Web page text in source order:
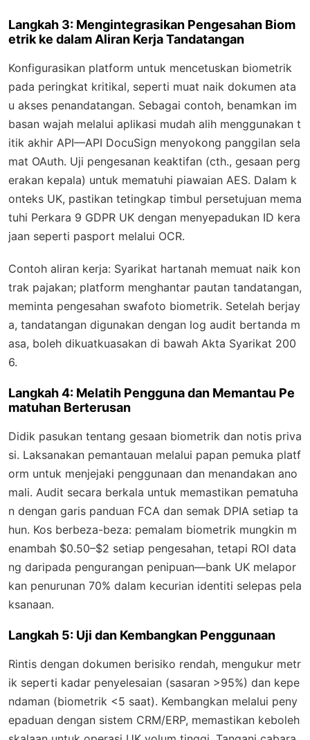
Langkah 3: Mengintegrasikan Pengesahan Biom
etrik ke dalam Aliran Kerja Tandatangan
Konfigurasikan platform untuk mencetuskan biometrik
pada peringkat kritikal, seperti muat naik dokumen ata
u akses penandatangan. Sebagai contoh, benamkan im
basan wajah melalui aplikasi mudah alih menggunakan t
itik akhir API—API DocuSign menyokong panggilan sela
mat OAuth. Uji pengesanan keaktifan (cth., gesaan perg
erakan kepala) untuk mematuhi piawaian AES. Dalam k
onteks UK, pastikan tetingkap timbul persetujuan mema
tuhi Perkara 9 GDPR UK dengan menyepadukan ID kera
jaan seperti pasport melalui OCR.
Contoh aliran kerja: Syarikat hartanah memuat naik kon
trak pajakan; platform menghantar pautan tandatangan,
meminta pengesahan swafoto biometrik. Setelah berjay
a, tandatangan digunakan dengan log audit bertanda m
asa, boleh dikuatkuasakan di bawah Akta Syarikat 200
6.
Langkah 4: Melatih Pengguna dan Memantau Pe
matuhan Berterusan
Didik pasukan tentang gesaan biometrik dan notis priva
si. Laksanakan pemantauan melalui papan pemuka platf
orm untuk menjejaki penggunaan dan menandakan ano
mali. Audit secara berkala untuk memastikan pematuha
n dengan garis panduan FCA dan semak DPIA setiap ta
hun. Kos berbeza-beza: pemalam biometrik mungkin m
enambah $0.50–$2 setiap pengesahan, tetapi ROI data
ng daripada pengurangan penipuan—bank UK melapor
kan penurunan 70% dalam kecurian identiti selepas pela
ksanaan.
Langkah 5: Uji dan Kembangkan Penggunaan
Rintis dengan dokumen berisiko rendah, mengukur metr
ik seperti kadar penyelesaian (sasaran >95%) dan kepe
ndaman (biometrik <5 saat). Kembangkan melalui peny
epaduan dengan sistem CRM/ERP, memastikan keboleh